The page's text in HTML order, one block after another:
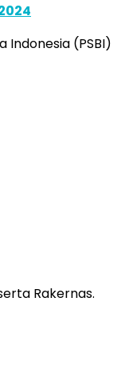
Indonesia (PSBI)
Rakernas.